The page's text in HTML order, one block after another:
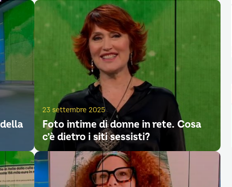
23 settembre 2025
Foto intime di donne in rete. Cosa
c’è dietro i siti sessisti?